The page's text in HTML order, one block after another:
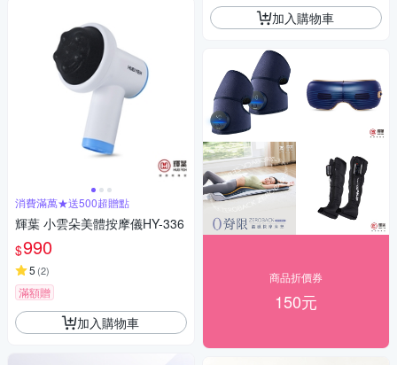
消費滿萬★送500超贈點
輝葉 小雲朵美體按摩儀HY-336
$990
5 (2)
滿額贈
加入購物車
加入購物車
商品折價券
150元